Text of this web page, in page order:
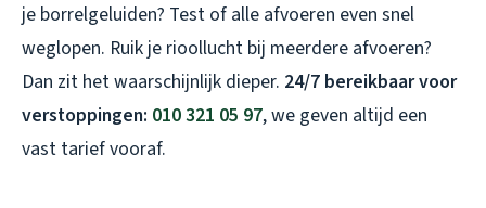
je borrelgeluiden? Test of alle afvoeren even snel
weglopen. Ruik je rioollucht bij meerdere afvoeren?
Dan zit het waarschijnlijk dieper. 24/7 bereikbaar voor
verstoppingen: 010 321 05 97, we geven altijd een
vast tarief vooraf.